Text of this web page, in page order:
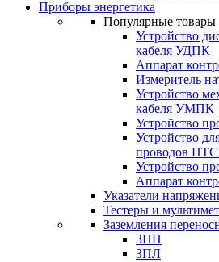
Приборы энергетика
Популярные товары
Устройство
кабеля УДПК
Аппарат
Измеритель
Устройство
кабеля УМПК
Устройство
Устройство
проводов
Устройство
Аппарат
Указатели
Тестеры и
Заземления
ЗПП
ЗПЛ